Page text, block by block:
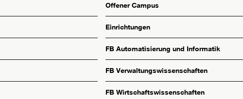
Offener Campus
Einrichtungen
FB Automatisierung und Informatik
FB Verwaltungswissenschaften
FB Wirtschaftswissenschaften